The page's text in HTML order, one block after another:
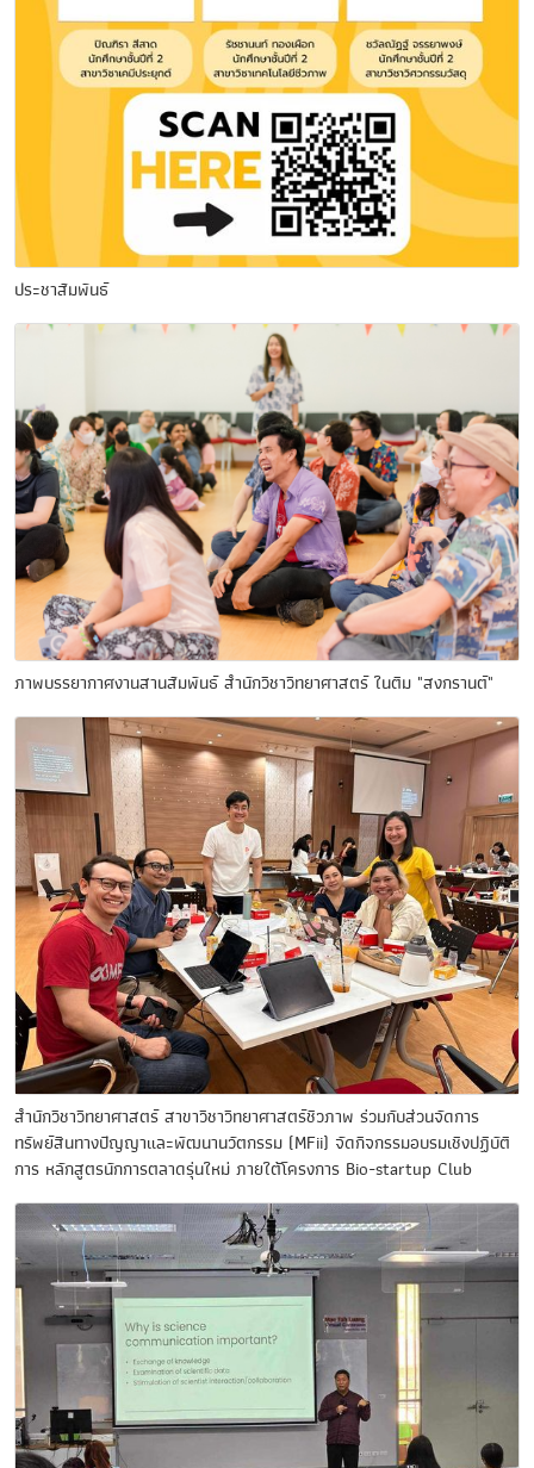
ประชาสัมพันธ์
ภาพบรรยากาศงานสานสัมพันธ์ สำนักวิชาวิทยาศาสตร์ ในตีม "สงกรานต์"
สำนักวิชาวิทยาศาสตร์ สาขาวิชาวิทยาศาสตร์ชีวภาพ ร่วมกับส่วนจัดการ
ทรัพย์สินทางปัญญาและพัฒนานวัตกรรม (MFii) จัดกิจกรรมอบรมเชิงปฏิบัติ
การ หลักสูตรนักการตลาดรุ่นใหม่ ภายใต้โครงการ Bio-startup Club